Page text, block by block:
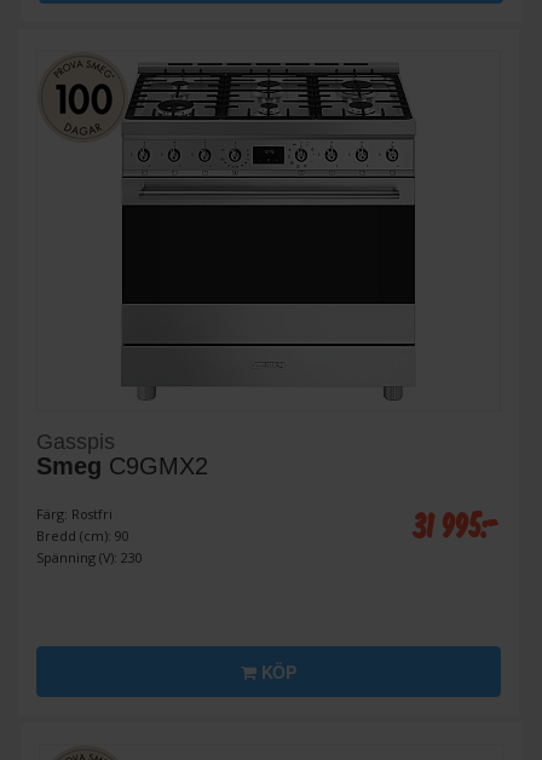
Gasspis
Smeg C9GMX2
Färg: Rostfri
Bredd (cm): 90
Spänning (V): 230
31 995:-
KÖP